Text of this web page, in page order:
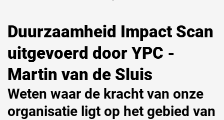
Duurzaamheid Impact Scan
uitgevoerd door YPC -
Martin van de Sluis
Weten waar de kracht van onze
organisatie ligt op het gebied van